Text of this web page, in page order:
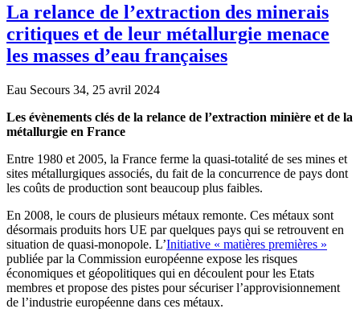
La relance de l’extraction des minerais
critiques et de leur métallurgie menace
les masses d’eau françaises
Eau Secours 34, 25 avril 2024
Les évènements clés de la relance de l’extraction minière et de la
métallurgie en France
Entre 1980 et 2005, la France ferme la quasi-totalité de ses mines et
sites métallurgiques associés, du fait de la concurrence de pays dont
les coûts de production sont beaucoup plus faibles.
En 2008, le cours de plusieurs métaux remonte. Ces métaux sont
désormais produits hors UE par quelques pays qui se retrouvent en
situation de quasi-monopole. L’Initiative « matières premières »
publiée par la Commission européenne expose les risques
économiques et géopolitiques qui en découlent pour les Etats
membres et propose des pistes pour sécuriser l’approvisionnement
de l’industrie européenne dans ces métaux.